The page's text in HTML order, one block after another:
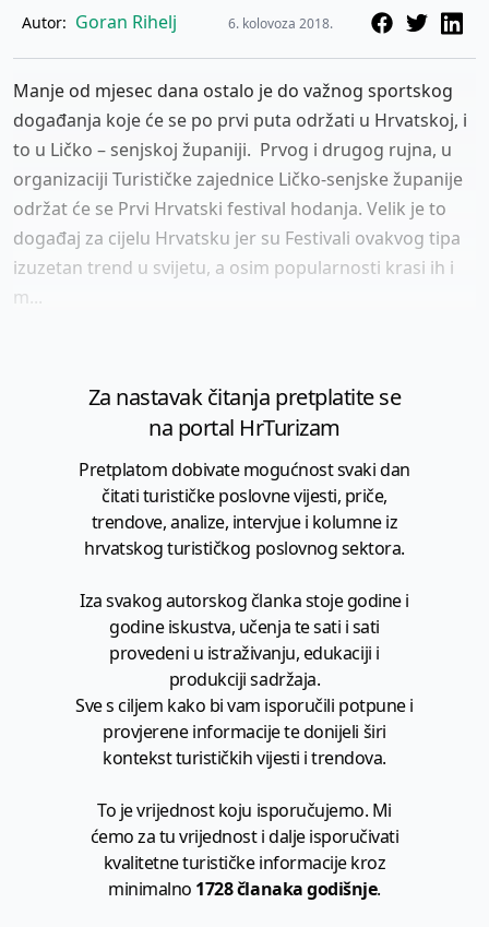
Autor: Goran Rihelj 6. kolovoza 2018.
Manje od mjesec dana ostalo je do važnog sportskog
događanja koje će se po prvi puta održati u Hrvatskoj, i
to u Ličko – senjskoj županiji. Prvog i drugog rujna, u
organizaciji Turističke zajednice Ličko-senjske županije
održat će se Prvi Hrvatski festival hodanja. Velik je to
događaj za cijelu Hrvatsku jer su Festivali ovakvog tipa
izuzetan trend u svijetu, a osim popularnosti krasi ih i
m...
Za nastavak čitanja pretplatite se
na portal HrTurizam
Pretplatom dobivate mogućnost svaki dan
čitati turističke poslovne vijesti, priče,
trendove, analize, intervjue i kolumne iz
hrvatskog turističkog poslovnog sektora.
Iza svakog autorskog članka stoje godine i
godine iskustva, učenja te sati i sati
provedeni u istraživanju, edukaciji i
produkciji sadržaja.
Sve s ciljem kako bi vam isporučili potpune i
provjerene informacije te donijeli širi
kontekst turističkih vijesti i trendova.
To je vrijednost koju isporučujemo. Mi
ćemo za tu vrijednost i dalje isporučivati
kvalitetne turističke informacije kroz
minimalno 1728 članaka godišnje.